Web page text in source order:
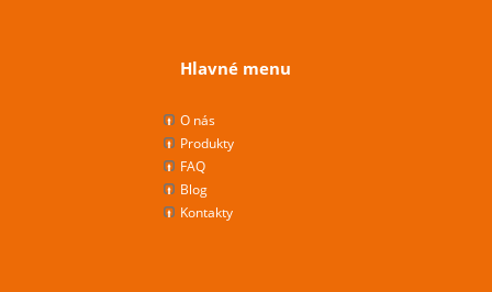
Hlavné menu
O nás
Produkty
FAQ
Blog
Kontakty